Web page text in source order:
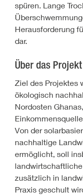
spüren. Lange
Herausforderung
dar.
Über das Projekt
Ziel des Projektes
ökologisch
Nordosten
Von der
nachhaltige
ermöglicht, soll
zusätzlich in
Praxis geschult